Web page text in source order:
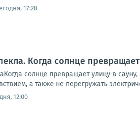
17:28
Когда солнце
солнце превращает улицу в
а также не перегружать
12:00